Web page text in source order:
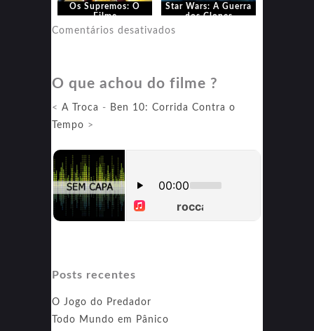
Os Supremos: O
Filme
Star Wars: A Guerra
dos Clones
Comentários desativados
A
O que achou do filme ?
< A Troca - Ben 10: Corrida Contra o
Tempo >
Posts recentes
O Jogo do Predador
Todo Mundo em Pânico